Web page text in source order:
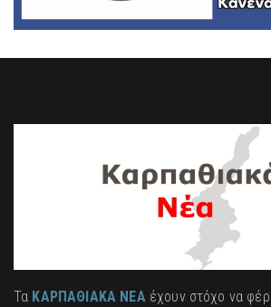
Τα ΚΑΡΠΑΘΙΑΚΑ ΝΕΑέχουν στόχο να